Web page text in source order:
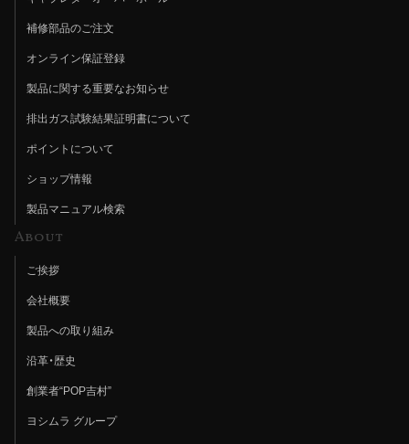
補修部品のご注文
オンライン保証登録
製品に関する重要なお知らせ
排出ガス試験結果証明書について
ポイントについて
ショップ情報
製品マニュアル検索
About
ご挨拶
会社概要
製品への取り組み
沿革・歴史
創業者“POP吉村”
ヨシムラ グループ